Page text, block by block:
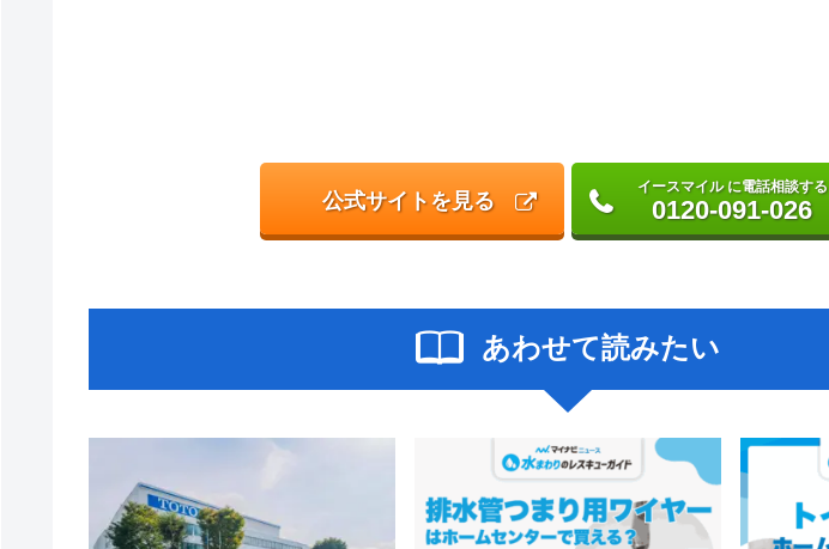
公式サイトを見る
イースマイル に電話相談する
0120-091-026
あわせて読みたい